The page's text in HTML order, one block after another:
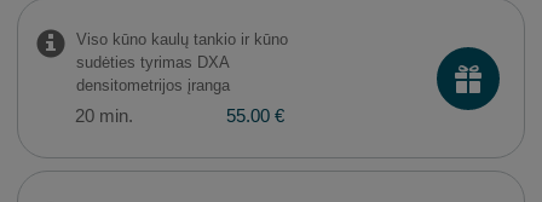
Viso kūno kaulų tankio ir kūno
sudėties tyrimas DXA
densitometrijos įranga
20 min. 55.00 €